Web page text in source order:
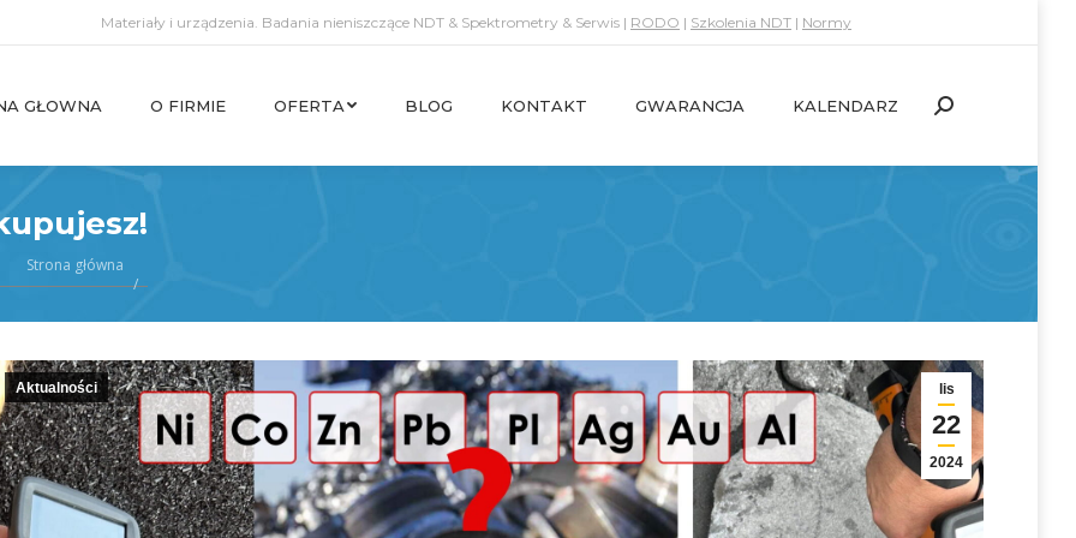
Materiały i urządzenia. Badania nieniszczące NDT & Spektrometry & Serwis | RODO | Szkolenia NDT | Normy
GŁOWNA O FIRMIE OFERTA BLOG KONTAKT GWARANCJA KALENDARZ Search:
Strona główna
lis
22
2024
Aktualności